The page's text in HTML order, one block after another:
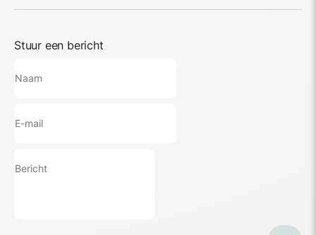
Stuur een bericht